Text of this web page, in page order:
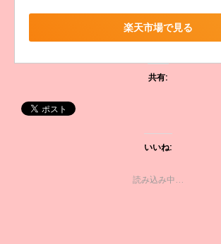
楽天市場で見る
共有:
いいね:
読み込み中…